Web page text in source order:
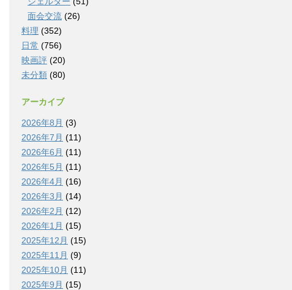
面会交流 (26)
料理 (352)
日常 (756)
映画評 (20)
未分類 (80)
アーカイブ
2026年8月 (3)
2026年7月 (11)
2026年6月 (11)
2026年5月 (11)
2026年4月 (16)
2026年3月 (14)
2026年2月 (12)
2026年1月 (15)
2025年12月 (15)
2025年11月 (9)
2025年10月 (11)
2025年9月 (15)